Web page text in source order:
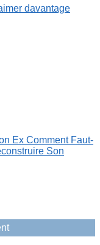
davantage
Ex Comment Faut-
Son